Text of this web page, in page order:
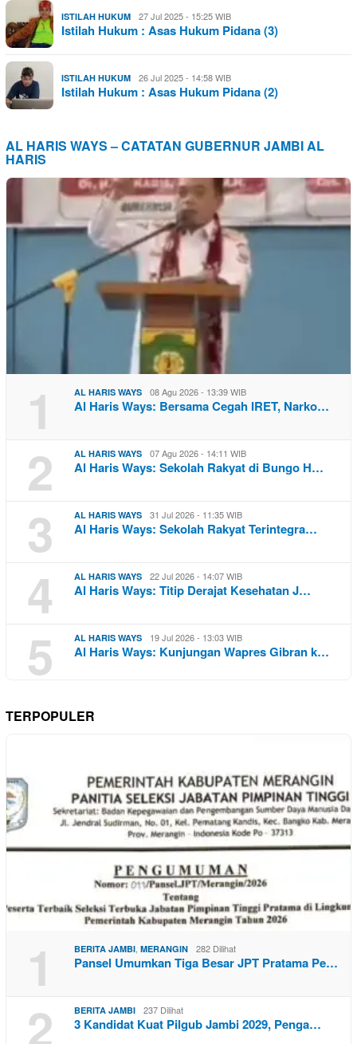
ISTILAH HUKUM 27 Jul 2025 - 15:25 WIB
Istilah Hukum : Asas Hukum Pidana (3)
ISTILAH HUKUM 26 Jul 2025 - 14:58 WIB
Istilah Hukum : Asas Hukum Pidana (2)
AL HARIS WAYS – CATATAN GUBERNUR JAMBI AL
HARIS
1 AL HARIS WAYS 08 Agu 2026 - 13:39 WIB
Al Haris Ways: Bersama Cegah IRET, Narko…
2 AL HARIS WAYS 07 Agu 2026 - 14:11 WIB
Al Haris Ways: Sekolah Rakyat di Bungo H…
3 AL HARIS WAYS 31 Jul 2026 - 11:35 WIB
Al Haris Ways: Sekolah Rakyat Terintegra…
4 AL HARIS WAYS 22 Jul 2026 - 14:07 WIB
Al Haris Ways: Titip Derajat Kesehatan J…
5 AL HARIS WAYS 19 Jul 2026 - 13:03 WIB
Al Haris Ways: Kunjungan Wapres Gibran k…
TERPOPULER
1 BERITA JAMBI, MERANGIN 282 Dilihat
Pansel Umumkan Tiga Besar JPT Pratama Pe…
2 BERITA JAMBI 237 Dilihat
3 Kandidat Kuat Pilgub Jambi 2029, Penga…